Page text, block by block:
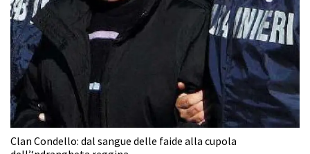
Clan Condello: dal sangue delle faide alla cupola